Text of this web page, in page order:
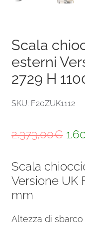
Scala
esterni
2729 H
SKU: F20ZUK1112
2.373,00€ Il
era:
Scala
Versione UK
mm
Altezza di